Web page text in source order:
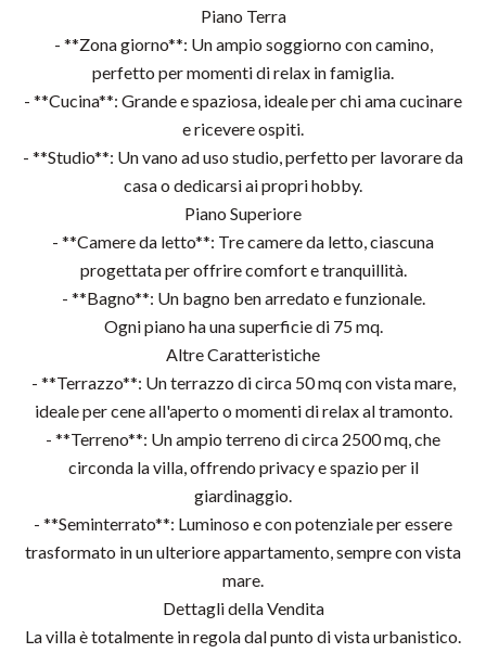
Piano Terra
- **Zona giorno**: Un ampio soggiorno con camino,
perfetto per momenti di relax in famiglia.
- **Cucina**: Grande e spaziosa, ideale per chi ama cucinare
e ricevere ospiti.
- **Studio**: Un vano ad uso studio, perfetto per lavorare da
casa o dedicarsi ai propri hobby.
Piano Superiore
- **Camere da letto**: Tre camere da letto, ciascuna
progettata per offrire comfort e tranquillità.
- **Bagno**: Un bagno ben arredato e funzionale.
Ogni piano ha una superficie di 75 mq.
Altre Caratteristiche
- **Terrazzo**: Un terrazzo di circa 50 mq con vista mare,
ideale per cene all'aperto o momenti di relax al tramonto.
- **Terreno**: Un ampio terreno di circa 2500 mq, che
circonda la villa, offrendo privacy e spazio per il
giardinaggio.
- **Seminterrato**: Luminoso e con potenziale per essere
trasformato in un ulteriore appartamento, sempre con vista
mare.
Dettagli della Vendita
La villa è totalmente in regola dal punto di vista urbanistico.